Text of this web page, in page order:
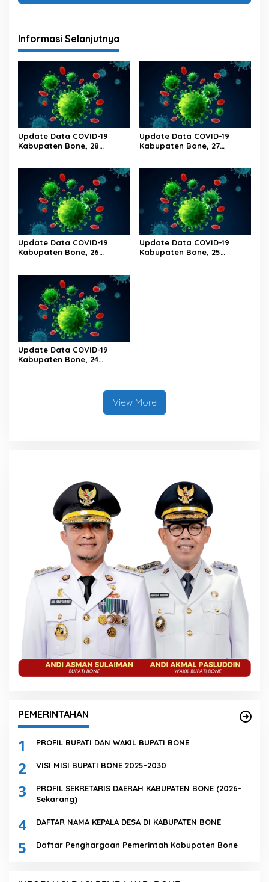
Informasi Selanjutnya
Update Data COVID-19
Kabupaten Bone, 28
Update Data COVID-19
Kabupaten Bone, 27
Update Data COVID-19
Kabupaten Bone, 26
Update Data COVID-19
Kabupaten Bone, 25
Update Data COVID-19
Kabupaten Bone, 24
View More
PEMERINTAHAN
1 PROFIL BUPATI DAN WAKIL BUPATI BONE
2 VISI MISI BUPATI BONE 2025-2030
3
PROFIL SEKRETARIS DAERAH KABUPATEN BONE (2026-
Sekarang)
4 DAFTAR NAMA KEPALA DESA DI KABUPATEN BONE
5 Daftar Penghargaan Pemerintah Kabupaten Bone